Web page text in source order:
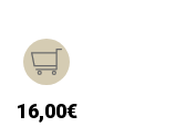
16,00€